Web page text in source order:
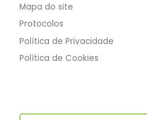
Mapa do site
Protocolos
Política de Privacidade
Política de Cookies